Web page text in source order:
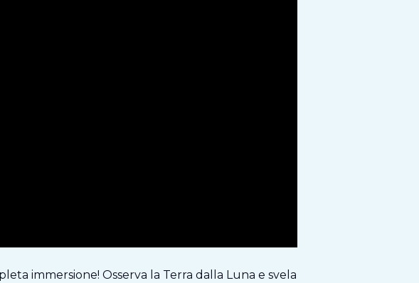
immersione! Osserva la Terra dalla Luna e svela